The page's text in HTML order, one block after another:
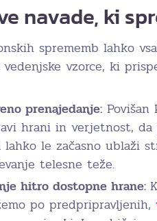
navade, ki
sprememb lahko
vedenjske vzorce, ki
prenajedanje:
hrani in verjetnost,
lahko le začasno ublaži
telesne teže.
hitro dostopne hrane:
po predpripravljenih,